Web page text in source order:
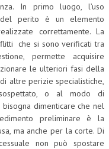
In primo luogo, l’uso
perito è un elemento
correttamente. La
che si sono verificati tra
permette acquisire
le ulteriori fasi della
altre perizie specialistiche,
o al modo di
dimenticare che nel
preliminare è la
ma anche per la corte. Di
non può spostare